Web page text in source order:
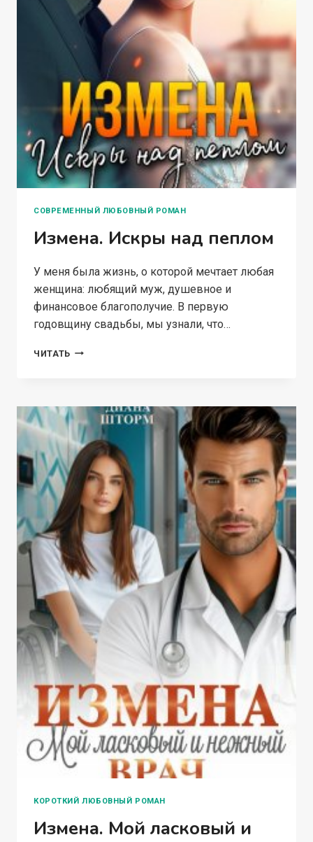
СОВРЕМЕННЫЙ ЛЮБОВНЫЙ РОМАН
Измена. Искры над пеплом
У меня была жизнь, о которой мечтает любая
женщина: любящий муж, душевное и
финансовое благополучие. В первую
годовщину свадьбы, мы узнали, что…
ЧИТАТЬ ИЗМЕНА.
КОРОТКИЙ ЛЮБОВНЫЙ РОМАН
Измена. Мой ласковый и